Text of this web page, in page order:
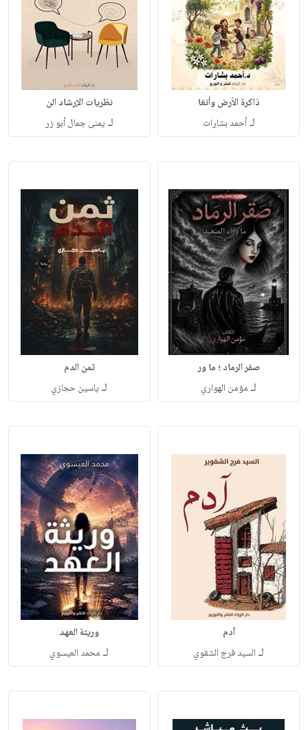
ذاكرة الأرض وأنغا
لـأحمد بشارات
نظريات الإرشاد الن
لـ يمنى جمال أبو زر
صقر الرماد ؛ ما ور
لـ مؤمن الهواري
ثمن الدم
لـ ياسين حجازي
آدم
لـ السيد فرج الشقوي
وريثة العهد
لـ محمد العيسوي